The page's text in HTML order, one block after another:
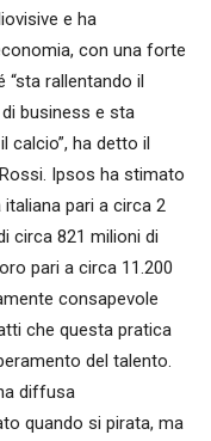
e ha
con una forte
“sta rallentando il
business e sta
calcio”, ha detto il
Ipsos ha stimato
pari a circa 2
circa 821 milioni di
pari a circa 11.200
consapevole
che questa pratica
del talento.
diffusa
quando si pirata, ma